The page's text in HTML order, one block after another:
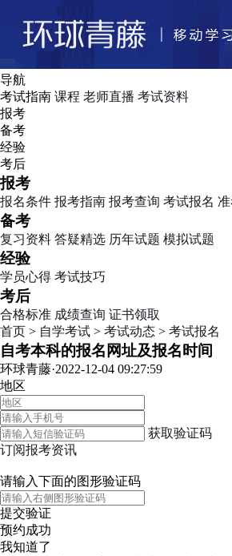
导航
考试指南 课程 老师直播 考试资料
报考
备考
经验
考后
报考
报名条件 报考指南 报考查询 考试报名
备考
复习资料 答疑精选 历年试题 模拟试题
经验
学员心得 考试技巧
考后
合格标准 成绩查询 证书领取
首页 > 自学考试 > 考试动态 > 考试报名
自考本科的报名网址及报名时间
环球青藤·2022-12-04 09:27:59
地区
获取验证码
订阅报考资讯
请输入下面的图形验证码
提交验证
预约成功
我知道了